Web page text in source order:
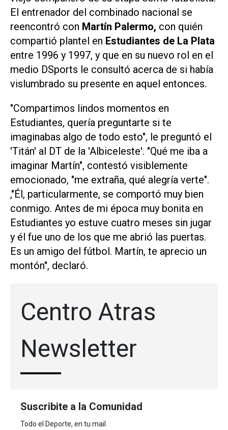
El entrenador del combinado nacional se
reencontró con Martín Palermo, con quién
compartió plantel en Estudiantes de La Plata
entre 1996 y 1997, y que en su nuevo rol en el
medio DSports le consultó acerca de si había
vislumbrado su presente en aquel entonces.
"Compartimos lindos momentos en
Estudiantes, quería preguntarte si te
imaginabas algo de todo esto", le preguntó el
'Titán' al DT de la 'Albiceleste'. "Qué me iba a
imaginar Martín", contestó visiblemente
emocionado, "me extraña, qué alegría verte".
,"Él, particularmente, se comportó muy bien
conmigo. Antes de mi época muy bonita en
Estudiantes yo estuve cuatro meses sin jugar
y él fue uno de los que me abrió las puertas.
Es un amigo del fútbol. Martín, te aprecio un
montón", declaró.